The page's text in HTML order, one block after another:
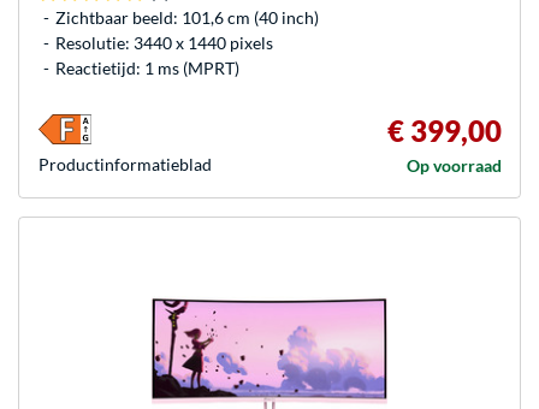
Zichtbaar beeld: 101,6 cm (40 inch)
Resolutie: 3440 x 1440 pixels
Reactietijd: 1 ms (MPRT)
€ 399,00
Op voorraad
Product­informatieblad